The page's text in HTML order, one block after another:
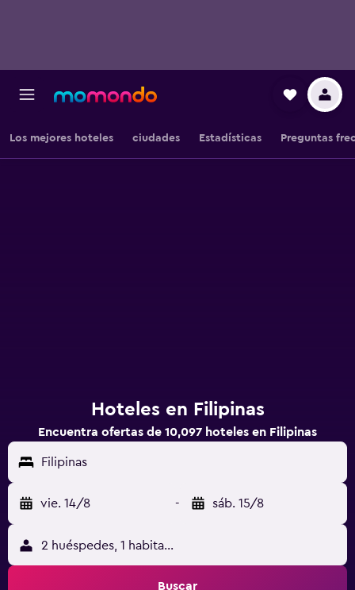
Los mejores hoteles ciudades Estadísticas Preguntas
Hoteles en Filipinas
Encuentra ofertas de 10,097 hoteles en Filipinas
Filipinas
vie. 14/8 - sáb. 15/8
2 huéspedes, 1 habitación
Buscar